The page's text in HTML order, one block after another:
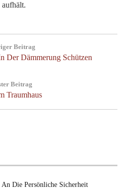
Beitrag
Der Dämmerung Schützen
Beitrag
Traumhaus
Die Persönliche Sicherheit